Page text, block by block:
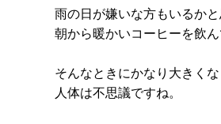
雨の日が嫌いな方もいるか
朝から暖かいコーヒーを飲
そんなときにかなり大きく
人体は不思議ですね。